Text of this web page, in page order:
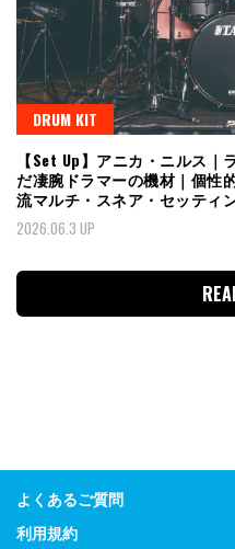
DRUM KIT
【Set Up】アニカ・ニルス
だ凄腕ドラマーの機材｜個性
流マルチ・スネア・セッティ
2026.06.3 UP
よくあるご質問
利用規約